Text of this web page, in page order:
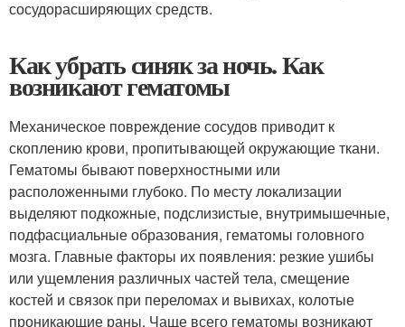
сосудорасширяющих средств.
Как убрать синяк за ночь. Как
возникают гематомы
Механическое повреждение сосудов приводит к
скоплению крови, пропитывающей окружающие ткани.
Гематомы бывают поверхностными или
расположенными глубоко. По месту локализации
выделяют подкожные, подслизистые, внутримышечные,
подфасциальные образования, гематомы головного
мозга. Главные факторы их появления: резкие ушибы
или ущемления различных частей тела, смещение
костей и связок при переломах и вывихах, колотые
проникающие раны. Чаще всего гематомы возникают